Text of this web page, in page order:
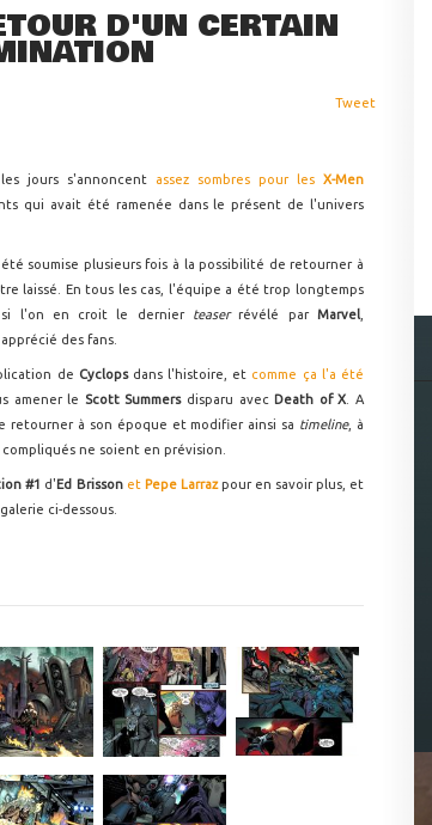
D'UN CERTAIN
Tweet
les jours s'annoncent assez sombres pour les X-Men
qui avait été ramenée dans le présent de l'univers
soumise plusieurs fois à la possibilité de retourner à
laissé. En tous les cas, l'équipe a été trop longtemps
si l'on en croit le dernier teaserrévélé par Marvel
des fans.
de Cyclops dans l'histoire, et comme ça l'a été
amener le Scott Summers disparu avec Death of X . A
retourner à son époque et modifier ainsi sa timeline, à
ne soient en prévision.
#1 d'Ed Brisson et Pepe Larraz pour en savoir plus, et
ci-dessous.